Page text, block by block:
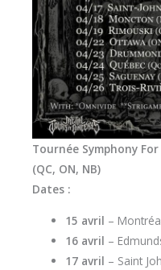
Tournée Symphony
(QC, ON, NB)
Dates :
15 avril –
16 avril –
17 avril – Saint